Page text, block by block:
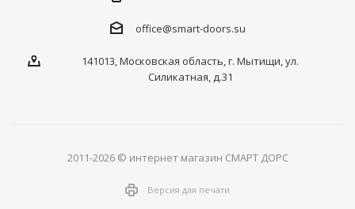
office@smart-doors.su
141013, Московская область, г. Мытищи, ул.
Силикатная, д.31
2011-2026 © интернет магазин СМАРТ ДОРС
Версия для печати